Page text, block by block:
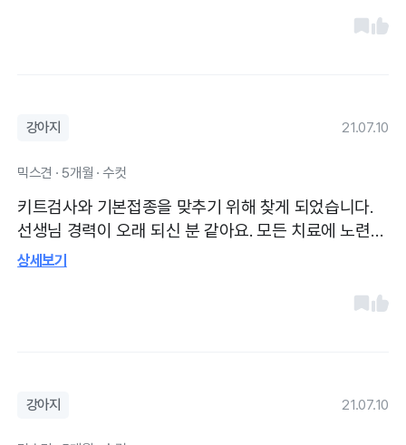
강아지 21.07.10
믹스견 · 5개월 · 수컷
키트검사와 기본접종을 맞추기 위해 찾게 되었습니다.
선생님 경력이 오래 되신 분 같아요. 모든 치료에 노련하
시고 숙달되신 분이라 믿음이 갑니다.
상세보기
강아지 21.07.10